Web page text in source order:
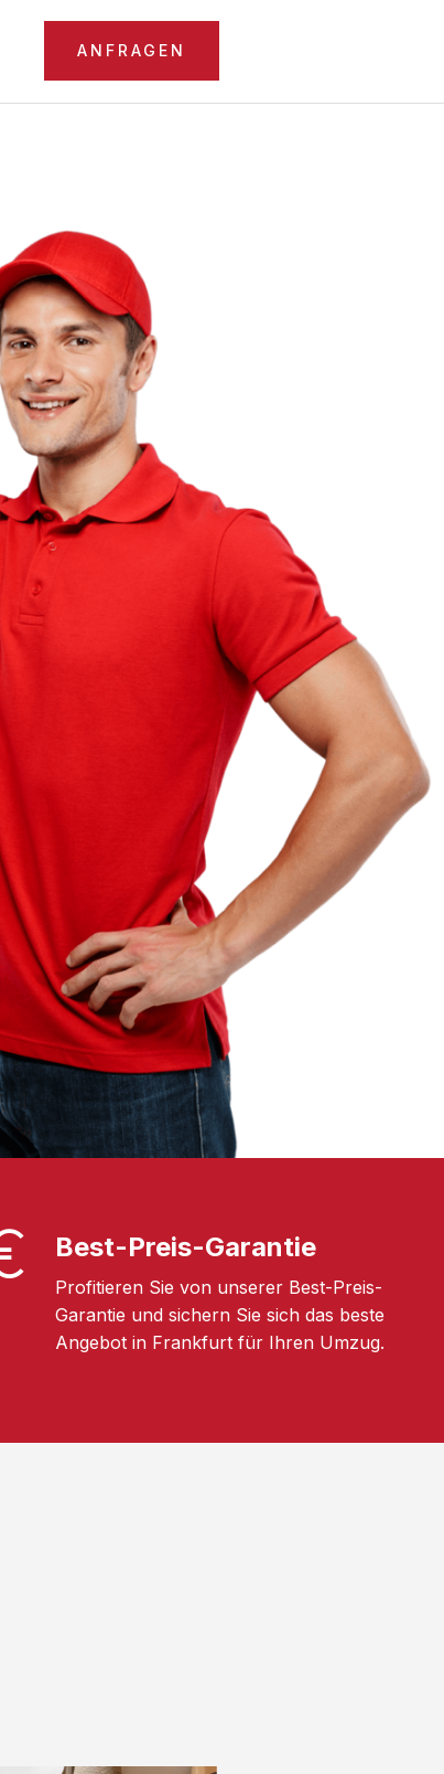
ANFRAGEN
Best-Preis-Garantie
Profitieren Sie von unserer Best-Preis-
Garantie und sichern Sie sich das beste
Angebot in Frankfurt für Ihren Umzug.